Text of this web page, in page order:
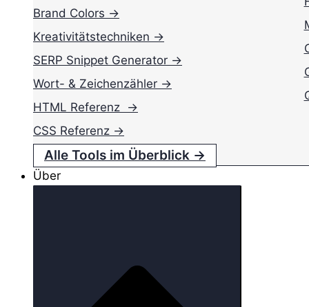
Brand Colors →
Kreativitätstechniken →
SERP Snippet Generator →
Wort- & Zeichenzähler →
HTML Referenz →
CSS Referenz →
Alle Tools im Überblick →
Über